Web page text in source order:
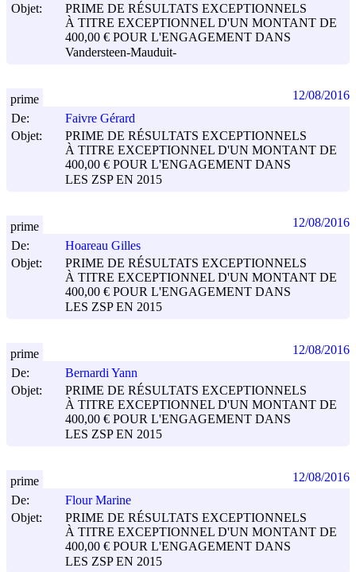
Objet:
PRIME DE RÉSULTATS EXCEPTIONNELS
À TITRE EXCEPTIONNEL D'UN MONTANT DE
400,00 € POUR L'ENGAGEMENT DANS
Vandersteen-Mauduit-
De:
Faivre Gérard
Objet:
PRIME DE RÉSULTATS EXCEPTIONNELS
À TITRE EXCEPTIONNEL D'UN MONTANT DE
400,00 € POUR L'ENGAGEMENT DANS
LES ZSP EN 2015
prime 12/08/2016
De:
Hoareau Gilles
Objet:
PRIME DE RÉSULTATS EXCEPTIONNELS
À TITRE EXCEPTIONNEL D'UN MONTANT DE
400,00 € POUR L'ENGAGEMENT DANS
LES ZSP EN 2015
prime 12/08/2016
De:
Bernardi Yann
Objet:
PRIME DE RÉSULTATS EXCEPTIONNELS
À TITRE EXCEPTIONNEL D'UN MONTANT DE
400,00 € POUR L'ENGAGEMENT DANS
LES ZSP EN 2015
prime 12/08/2016
De:
Flour Marine
Objet:
PRIME DE RÉSULTATS EXCEPTIONNELS
À TITRE EXCEPTIONNEL D'UN MONTANT DE
400,00 € POUR L'ENGAGEMENT DANS
LES ZSP EN 2015
prime 12/08/2016